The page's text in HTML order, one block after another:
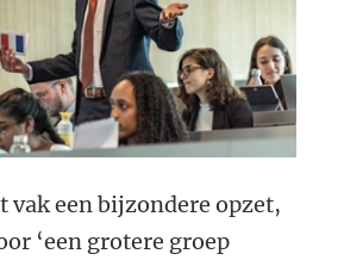
vak een bijzondere opzet,
‘een grotere groep